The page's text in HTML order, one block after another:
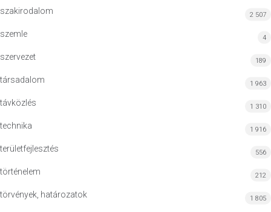
szakirodalom 2 507
szemle 4
szervezet 189
társadalom 1 963
távközlés 1 310
technika 1 916
területfejlesztés 556
történelem 212
törvények, határozatok 1 805